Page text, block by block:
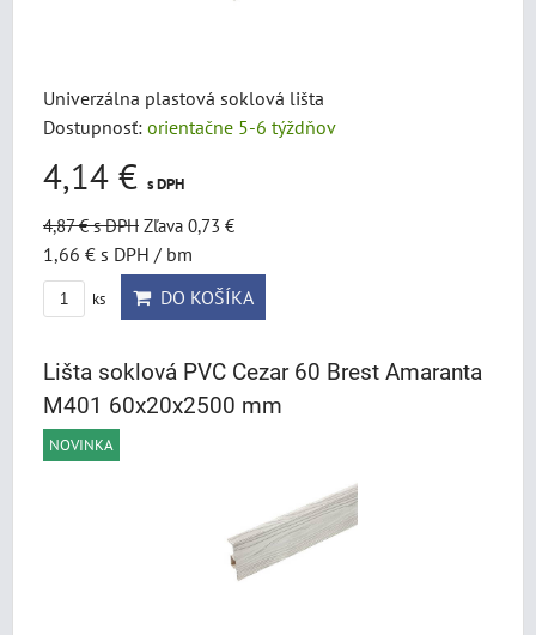
Univerzálna plastová soklová lišta
Dostupnosť: orientačne 5-6 týždňov
4,14 € s DPH
4,87 €s DPH Zľava 0,73 €
1,66 € s DPH / bm
ks DO KOŠÍKA
Lišta soklová PVC Cezar 60 Brest Amaranta
M401 60x20x2500 mm
NOVINKA